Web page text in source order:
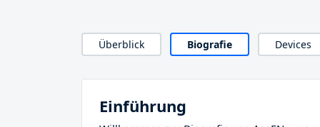
Überblick Biografie Devices
Einführung